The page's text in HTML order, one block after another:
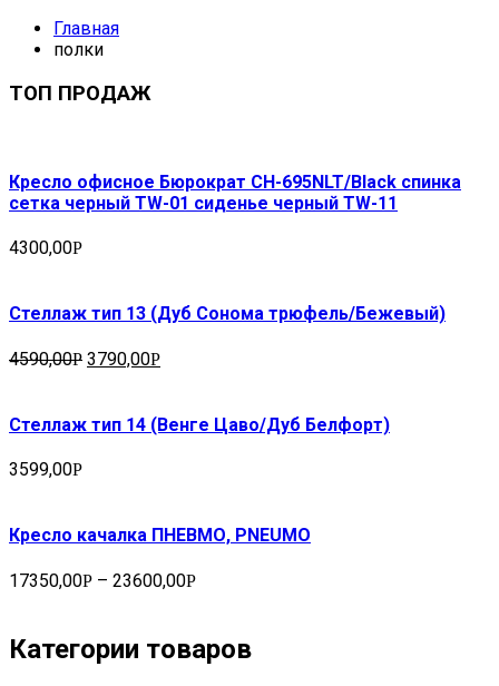
Главная
полки
ТОП ПРОДАЖ
Кресло офисное Бюрократ CH-695NLT/Black спинка
сетка черный TW-01 сиденье черный TW-11
4300,00Р
Стеллаж тип 13 (Дуб Сонома трюфель/Бежевый)
4590,00Р 3790,00Р
Стеллаж тип 14 (Венге Цаво/Дуб Белфорт)
3599,00Р
Кресло качалка ПНЕВМО, PNEUMO
17350,00Р – 23600,00Р
Категории товаров